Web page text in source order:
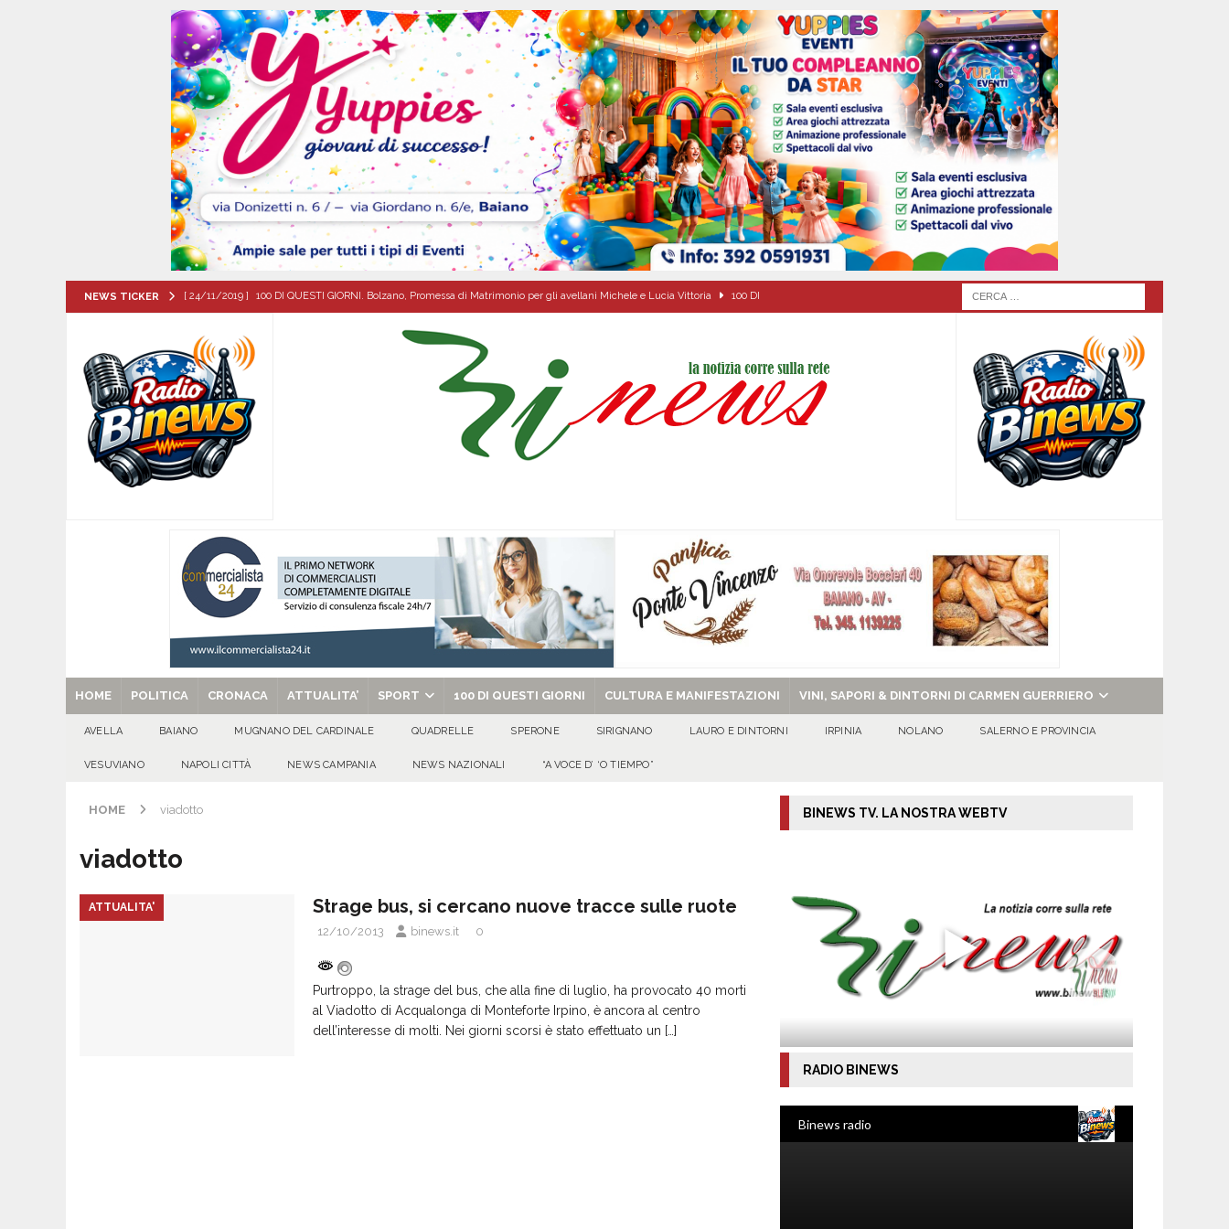
NEWS TICKER [ 24/11/2019 ] 100 DI QUESTI GIORNI. Bolzano, Promessa di Matrimonio per gli avellani Michele e Lucia Vittoria 100 DI
[ 06/08/2026 ] Il comune di Meta di Sorrento stipula protolocco d’intesa con la guardia Agroforestale Italiana
CITTA'
[ 06/08/2026 ] Mugnano del Cardinale, Iolanda Prisco è la nuova agente della Polizia Municipale ATTUALITA'
[ 06/08/2026 ] Lutto ad Avella: è scomparso il dott. Domenico Amato, aveva 85 anni
[ 06/08/2026 ]
[ 06/08/2026 ] VALLESACCARDA, torna CumVivere: la tavola come simbolo di condivisione, armonia e bellezza.
E MANIFESTAZIONI
[ 29/08/2025 ] SANT’Oggi. Venerdì 29 agosto la chiesa celebra il Martirio di san Giovanni Battista e santa Sabina EVIDENZA
HOME POLITICA CRONACA ATTUALITA’ SPORT 100 DI QUESTI GIORNI CULTURA E MANIFESTAZIONI VINI, SAPORI & DINTORNI DI CARMEN GUERRIERO
AVELLA BAIANO MUGNANO DEL CARDINALE QUADRELLE SPERONE SIRIGNANO LAURO E DINTORNI IRPINIA NOLANO SALERNO E PROVINCIA
VESUVIANO NAPOLI CITTÀ NEWS CAMPANIA NEWS NAZIONALI “A VOCE D’ ‘O TIEMPO”
HOME viadotto
viadotto
ATTUALITA' Strage bus, si cercano nuove tracce sulle ruote
12/10/2013 binews.it 0
Purtroppo, la strage del bus, che alla fine di luglio, ha provocato 40 morti
al Viadotto di Acqualonga di Monteforte Irpino, è ancora al centro
dell’interesse di molti. Nei giorni scorsi è stato effettuato un […]
BINEWS TV. LA NOSTRA WEBTV
RADIO BINEWS